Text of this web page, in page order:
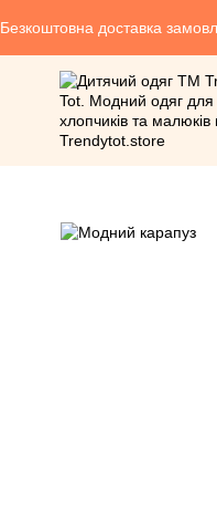
Безкоштовна доставка